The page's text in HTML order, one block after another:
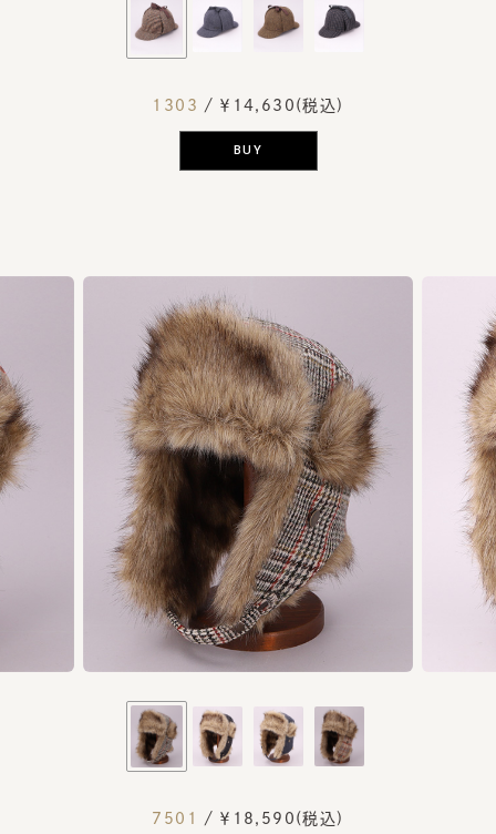
1303 / ￥14,630(税込)
BUY
7501 / ￥18,590(税込)